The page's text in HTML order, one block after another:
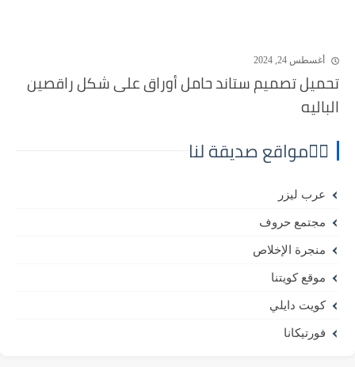
أغسطس 24, 2024
تحميل تصميم ستاند حامل أوراق على شكل راقصين
الباليه
⛓️‍💥مواقع صديقة لنا
عرب ليزر
مجتمع حروف
منجرة الإخلاص
موقع كويتنا
كويت دايلي
فورتيكانا